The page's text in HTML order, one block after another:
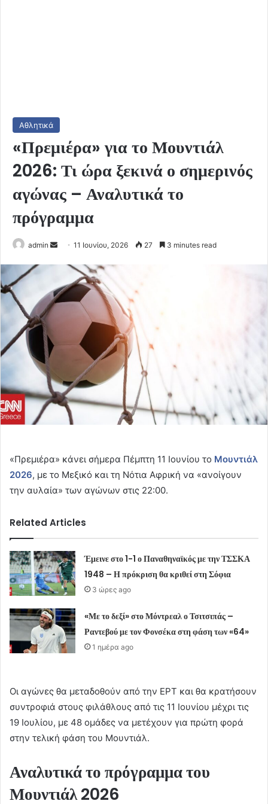
Αθλητικά
«Πρεμιέρα» για το Μουντιάλ
2026: Τι ώρα ξεκινά ο σημερινός
αγώνας – Αναλυτικά το
πρόγραμμα
admin
Send
email
11 Ιουνίου, 2026 27 3 minutes read
«Πρεμιέρα» κάνει σήμερα Πέμπτη 11 Ιουνίου το Μουντιάλ
2026, με το Μεξικό και τη Νότια Αφρική να «ανοίγουν
την αυλαία» των αγώνων στις 22:00.
Related Articles
Έμεινε στο 1-1 ο Παναθηναϊκός με την ΤΣΣΚΑ
1948 – Η πρόκριση θα κριθεί στη Σόφια
3 ώρες ago
«Με το δεξί» στο Μόντρεαλ ο Τσιτσιπάς –
Ραντεβού με τον Φονσέκα στη φάση των «64»
1 ημέρα ago
Οι αγώνες θα μεταδοθούν από την ΕΡΤ και θα κρατήσουν
συντροφιά στους φιλάθλους από τις 11 Ιουνίου μέχρι τις
19 Ιουλίου, με 48 ομάδες να μετέχουν για πρώτη φορά
στην τελική φάση του Μουντιάλ.
Αναλυτικά το πρόγραμμα του
Μουντιάλ 2026